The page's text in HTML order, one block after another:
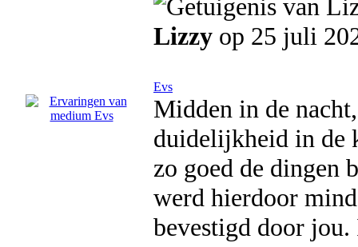
Lizzy op 25 juli
Evs
Midden in de
duidelijkheid in de
zo goed de dingen
werd hierdoor
bevestigd door